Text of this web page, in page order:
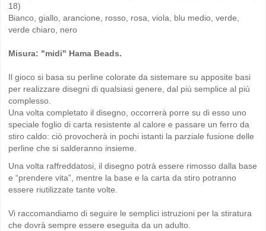
18)
Bianco, giallo, arancione, rosso, rosa, viola, blu medio, verde,
verde chiaro, nero
Misura: "midi" Hama Beads.
Il gioco si basa su perline colorate da sistemare su apposite basi
per realizzare disegni di qualsiasi genere, dal più semplice al più
complesso.
Una volta completato il disegno, occorrerà porre su di esso uno
speciale foglio di carta resistente al calore e passare un ferro da
stiro caldo: ciò provocherà in pochi istanti la parziale fusione delle
perline che si salderanno insieme.
Una volta raffreddatosi, il disegno potrà essere rimosso dalla base
e “prendere vita”, mentre la base e la carta da stiro potranno
essere riutilizzate tante volte.
Vi raccomandiamo di seguire le semplici istruzioni per la stiratura
che dovrà sempre essere eseguita da un adulto.